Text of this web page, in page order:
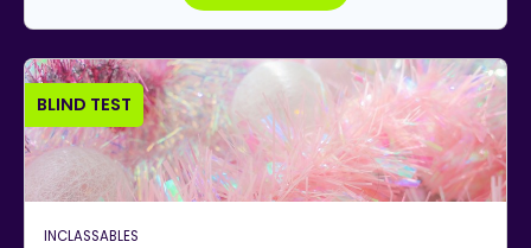
BLIND TEST
INCLASSABLES